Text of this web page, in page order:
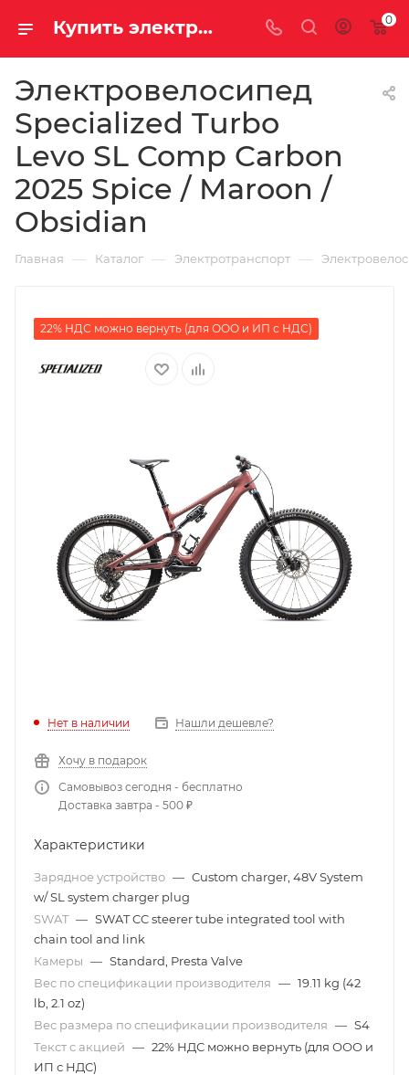
Купить электровелосипед Specialized Turbo Levo SL Comp Carbon 2025 Spice / Maroon / Obsidian за 931700.00000000 рублей в Саратове и Энгельсе в рассрочку или кредит выгодно 0
Электровелосипед
Specialized Turbo
Levo SL Comp Carbon
2025 Spice / Maroon /
Obsidian
Главная — Каталог — Электротранспорт —
22% НДС можно вернуть (для ООО и ИП с НДС)
Нет в наличии Нашли дешевле?
Хочу в подарок
Самовывоз сегодня - бесплатно
Доставка завтра - 500 ₽
Характеристики
Зарядное устройство — Custom charger, 48V System
w/ SL system charger plug
SWAT — SWAT CC steerer tube integrated tool with
chain tool and link
Камеры — Standard, Presta Valve
Вес по спецификации производителя — 19.11 kg (42
lb, 2.1 oz)
Вес размера по спецификации производителя — S4
Текст с акцией — 22% НДС можно вернуть (для ООО и
ИП с НДС)